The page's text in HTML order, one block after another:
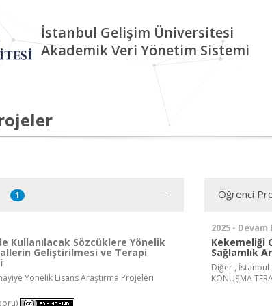
İstanbul Gelişim Üniversitesi
Akademik Veri Yönetim Sistemi
1
Kullanılacak Sözcüklere Yönelik
Geliştirilmesi ve Terapi
Yönelik Lisans Araştırma Projeleri
Öğrenci
2025 - Devam
Kekemeliği
Sağlamlık
Diğer , İstanbul
KONUŞMA